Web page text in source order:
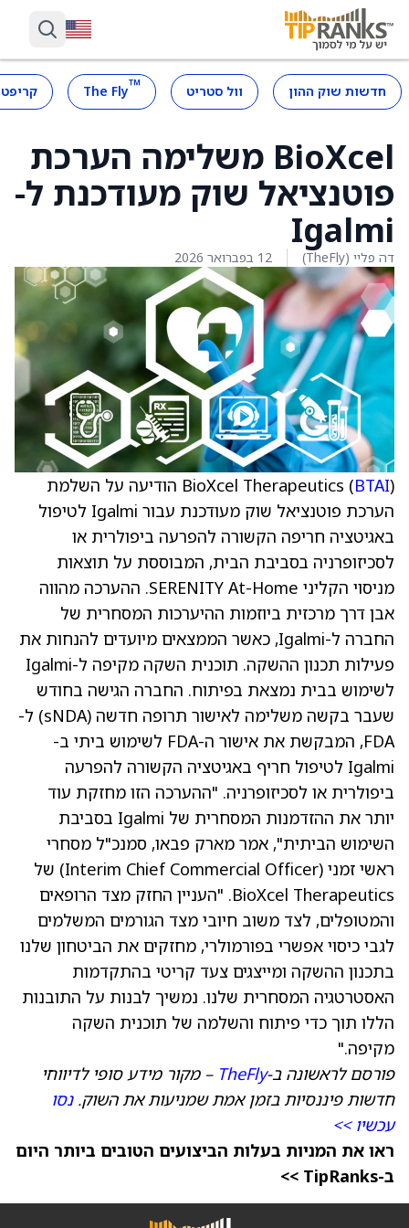
חדשות שוק ההון וול סטריט ™
The Fly
BioXcel משלימה הערכת
פוטנציאל שוק מעודכנת ל-
Igalmi
דה פליי (TheFly) 12 בפברואר 2026
BioXcel Therapeutics (BTAI
) הודיעה על השלמת
הערכת פוטנציאל שוק מעודכנת עבור Igalmi לטיפול
באגיטציה חריפה הקשורה להפרעה ביפולרית או
לסכיזופרניה בסביבת הבית, המבוססת על תוצאות
מניסוי הקליני SERENITY At-Home. ההערכה מהווה
אבן דרך מרכזית ביוזמות ההיערכות המסחרית של
החברה ל-Igalmi, כאשר הממצאים מיועדים להנחות את
פעילות תכנון ההשקה. תוכנית השקה מקיפה ל-Igalmi
לשימוש בבית נמצאת בפיתוח. החברה הגישה בחודש
שעבר בקשה משלימה לאישור תרופה חדשה (sNDA) ל-
FDA, המבקשת את אישור ה-FDA לשימוש ביתי ב-
Igalmi לטיפול חריף באגיטציה הקשורה להפרעה
ביפולרית או לסכיזופרניה. "ההערכה הזו מחזקת עוד
יותר את ההזדמנות המסחרית של Igalmi בסביבת
השימוש הביתית", אמר מארק פבאו, סמנכ"ל מסחרי
ראשי זמני (Interim Chief Commercial Officer) של
BioXcel Therapeutics. "העניין החזק מצד הרופאים
והמטופלים, לצד משוב חיובי מצד הגורמים המשלמים
לגבי כיסוי אפשרי בפורמולרי, מחזקים את הביטחון שלנו
בתכנון ההשקה ומייצגים צעד קריטי בהתקדמות
האסטרטגיה המסחרית שלנו. נמשיך לבנות על התובנות
הללו תוך כדי פיתוח והשלמה של תוכנית השקה
מקיפה."
פורסם לראשונה ב-TheFly – מקור מידע סופי לדיווחי
חדשות פיננסיות בזמן אמת שמניעות את השוק.נסו
עכשיו >>
ראו את המניות בעלות הביצועים הטובים ביותר היום
ב-TipRanks >>